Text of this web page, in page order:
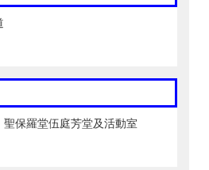
保羅堂伍庭芳堂及活動室